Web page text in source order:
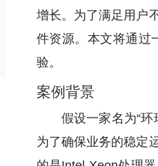
增长。为了满足用户
件资源。本文将通过
验。
案例背景
假设一家名为“
为了确保业务的稳定